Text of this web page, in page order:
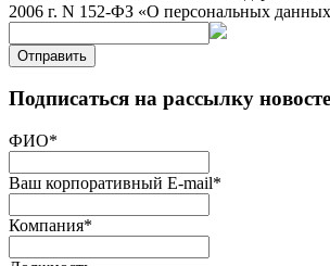
2006 г. N 152-ФЗ «О персональных
Отправить
Подписаться на рассылку
ФИО*
Ваш корпоративный E-mail*
Компания*